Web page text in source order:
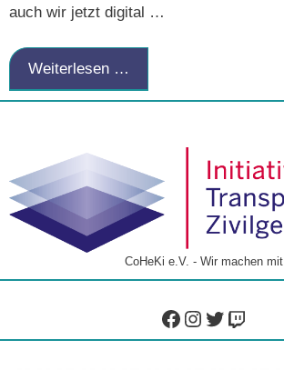
auch wir jetzt digital …
Weiterlesen …
CoHeKi e.V. - Wir machen mit
Facebook
Instagram
Twitter
Twitch